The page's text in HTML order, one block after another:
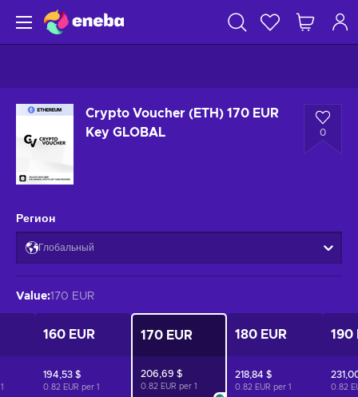
Crypto Voucher (ETH) 170 EUR
Key GLOBAL
0
Регион
Глобальный
Value:170 EUR
1
160 EUR
194,53 $
0.82 EUR per 1
170 EUR
206,69 $
0.82 EUR per 1
180 EUR
218,84 $
0.82 EUR per 1
190
0.82